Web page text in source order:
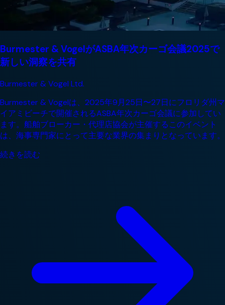
Burmester & VogelがASBA年次カーゴ会議2025で
新しい洞察を共有
Burmester & Vogel Ltd.
Burmester & Vogelは、2025年9月25日〜27日にフロリダ州マ
イアミビーチで開催されるASBA年次カーゴ会議に参加してい
ます。船舶ブローカー・代理店協会が主催するこのイベント
は、海事専門家にとって主要な業界の集まりとなっています。
続きを読む